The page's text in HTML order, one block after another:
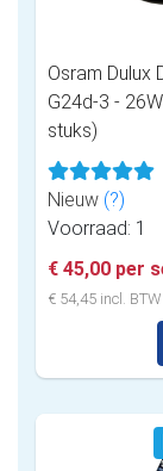
Osram Dulux
G24d-3 -
stuks)
Nieuw (?)
Voorraad: 1
€ 45,00 per
€ 54,45 incl. BTW